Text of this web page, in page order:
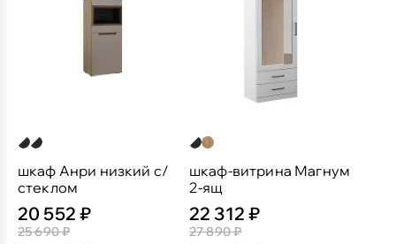
шкаф Анри низкий с/
стеклом
20 552 ₽
25 690 ₽
шкаф-витрина Магнум
2-ящ
22 312 ₽
27 890 ₽